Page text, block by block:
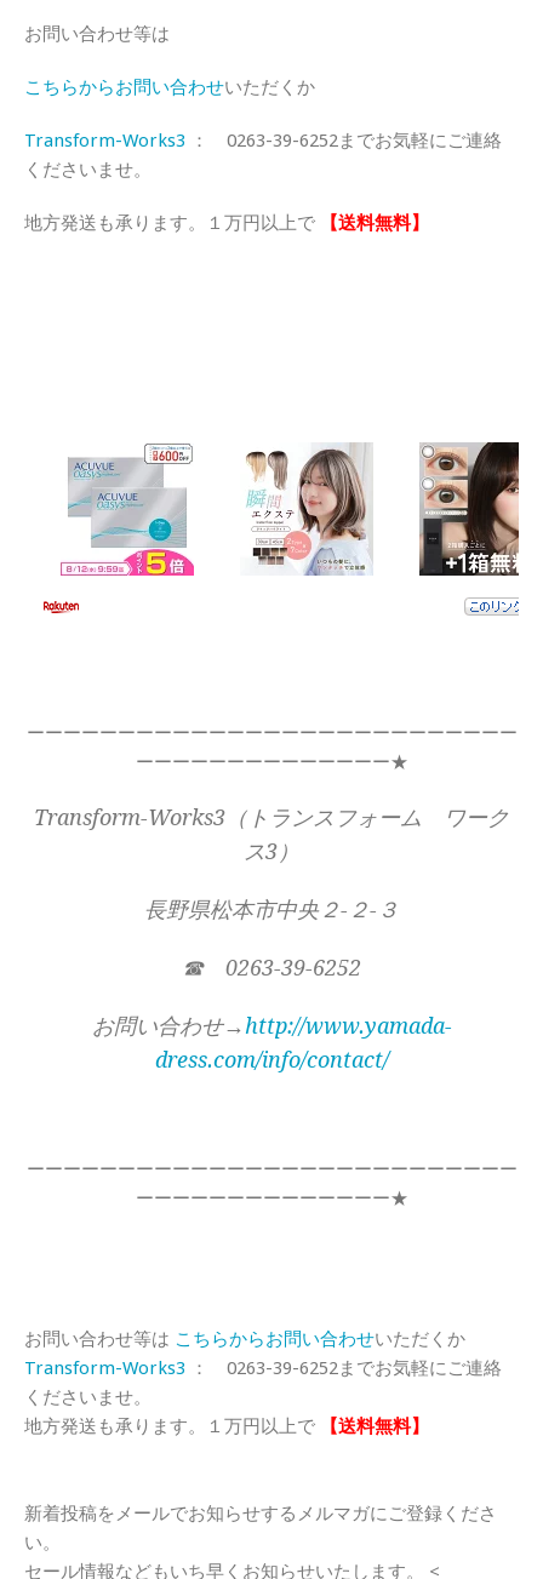
お問い合わせ等は
こちらからお問い合わせいただくか
Transform-Works3 ： 0263-39-6252までお気軽にご連絡
くださいませ。
地方発送も承ります。１万円以上で 【送料無料】
ーーーーーーーーーーーーーーーーーーーーーーーーーーー
ーーーーーーーーーーーーーー★
Transform-Works3（トランスフォーム ワーク
ス3）
長野県松本市中央２-２-３
☎ 0263-39-6252
お問い合わせ→http://www.yamada-
dress.com/info/contact/
ーーーーーーーーーーーーーーーーーーーーーーーーーーー
ーーーーーーーーーーーーーー★
お問い合わせ等は こちらからお問い合わせいただくか
Transform-Works3 ： 0263-39-6252までお気軽にご連絡
くださいませ。
地方発送も承ります。１万円以上で
【送料無料】
新着投稿をメールでお知らせするメルマガにご登録くださ
い。
セール情報などもいち早くお知らせいたします。 <